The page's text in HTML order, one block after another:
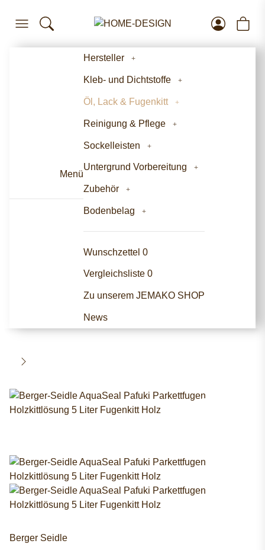
Menü
Hersteller
Kleb- und Dichtstoffe
Öl, Lack & Fugenkitt
Reinigung & Pflege
Sockelleisten
Untergrund Vorbereitung
Zubehör
Bodenbelag
Wunschzettel 0
Vergleichsliste 0
Zu unserem JEMAKO SHOP
News
Berger Seidle